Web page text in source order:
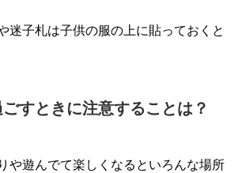
迷子札は子供の服の上に貼っておくと
すときに注意することは？
や遊んでて楽しくなるといろんな場所